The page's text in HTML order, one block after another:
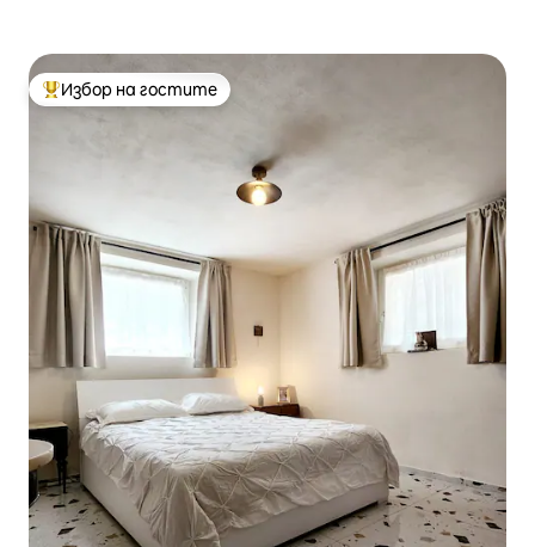
Най-популярен избор на гостите
Избор на гостите